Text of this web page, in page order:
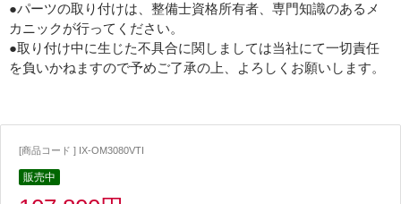
●パーツの取り付けは、整備士資格所有者、専門知識のあるメ
カニックが行ってください。
●取り付け中に生じた不具合に関しましては当社にて一切責任
を負いかねますので予めご了承の上、よろしくお願いします。
[商品コード ] IX-OM3080VTI
販売中